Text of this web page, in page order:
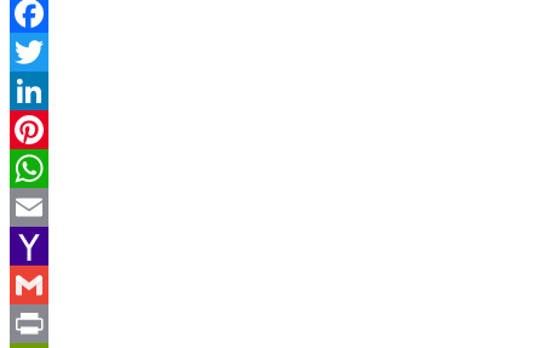
Facebook
Twitter
LinkedIn
Pinterest
WhatsApp
Email
Yahoo
Mail
Gmail